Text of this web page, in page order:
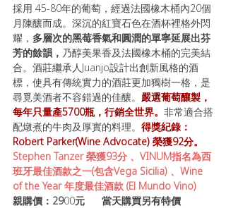
採用 45-80年的葡萄，經過法國橡木桶內20個
月陳釀而成。深沉的紅寶石色在酒杯裡格外閃
耀， 多層次的黑莓香氣和圓潤的單寧延展出芬
芳的餘韻， 乃醇美果香及法國橡木桶的完美結
合。酒莊繼承人Juanjo設計出創新風格的酒
標，使具有傳統實力的酒莊更加獨樹一格，是
尋覓美酒者不容錯過的佳釀。 嚴選葡萄釀製，
每年只量產5700瓶，行銷全世界。 非常適合搭
配燉煮的牛肉及厚實的料理。 得獎紀錄：
Robert Parker(Wine Advocate) 榮獲92分。
Stephen Tanzer 榮獲93分 、VINUM指名為西
班牙最佳酒款之一(包含Vega Sicilia) 、Wine
of the Year 年度最佳酒款 (El Mundo Vino)
親購價：2900元 當天購買另有特價